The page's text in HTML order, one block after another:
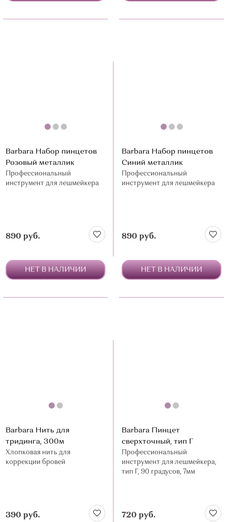
Barbara Набор пинцетов
Розовый металлик
Профессиональный
инструмент для лешмейкера
890 руб.
НЕТ В НАЛИЧИИ
Barbara Набор пинцетов
Синий металлик
Профессиональный
инструмент для лешмейкера
890 руб.
НЕТ В НАЛИЧИИ
Barbara Нить для
тридинга, 300м
Хлопковая нить для
коррекции бровей
390 руб.
Barbara Пинцет
сверхточный, тип Г
Профессиональный
инструмент для лешмейкера,
тип Г, 90 градусов, 7мм
720 руб.